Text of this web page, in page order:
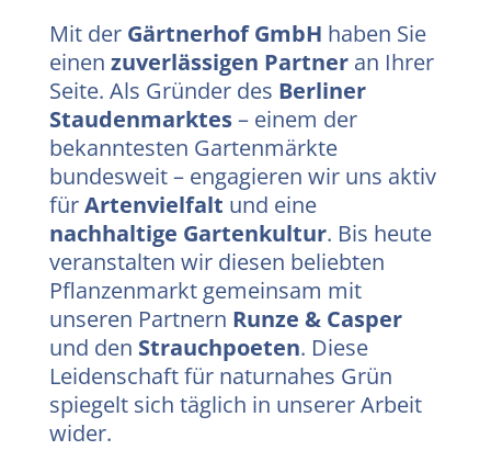
Mit der Gärtnerhof GmbH haben Sie
einen zuverlässigen Partneran Ihrer
Seite. Als Gründer des Berliner
Staudenmarktes– einem der
bekanntesten Gartenmärkte
bundesweit – engagieren wir uns aktiv
fürArtenvielfalt und eine
nachhaltige Gartenkultur. Bis heute
veranstalten wir diesen beliebten
Pflanzenmarkt gemeinsam mit
unseren Partnern Runze & Casper
und den Strauchpoeten. Diese
Leidenschaft für naturnahes Grün
spiegelt sich täglich in unserer Arbeit
wider.